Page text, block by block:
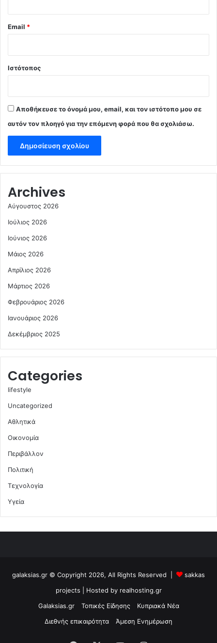
Email *
Ιστότοπος
Αποθήκευσε το όνομά μου, email, και τον ιστότοπο μου σε
αυτόν τον πλοηγό για την επόμενη φορά που θα σχολιάσω.
Archives
Αύγουστος 2026
Ιούλιος 2026
Ιούνιος 2026
Μάιος 2026
Απρίλιος 2026
Μάρτιος 2026
Φεβρουάριος 2026
Ιανουάριος 2026
Δεκέμβριος 2025
Categories
lifestyle
Uncategorized
Αθλητικά
Οικονομία
Περιβάλλον
Πολιτική
Τεχνολογία
Υγεία
galaksias.gr © Copyright 2026, All Rights Reserved |
sakkas
projects | Hosted by realhosting.gr
Galaksias.gr
Τοπικές Είδησης
Κυπριακά Νέα
Διεθνής επικαιρότητα
Άμεση Ενημέρωση